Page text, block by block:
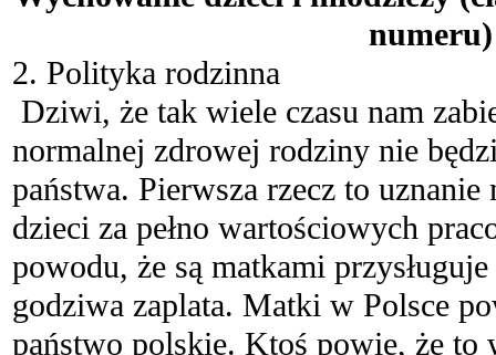
numeru)
2. Polityka rodzinna
Dziwi, że tak wiele czasu nam
normalnej zdrowej rodziny nie
państwa. Pierwsza rzecz to
dzieci za pełno wartościowych
powodu, że są matkami
godziwa zaplata. Matki w Polsce
państwo polskie. Ktoś powie, że to